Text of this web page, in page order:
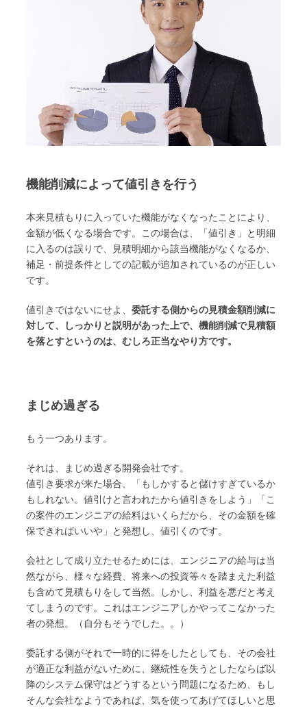
機能削減によって値引きを行う
本来見積もりに入っていた機能がなくなったことにより、
金額が低くなる場合です。この場合は、「値引き」と明細
に入るのは誤りで、見積明細から該当機能がなくなるか、
補足・前提条件としての記載が追加されているのが正しい
です。
値引きではないにせよ、 委託する側からの見積金額削減に
対して、しっかりと説明があった上で、機能削減で見積額
を落とすというのは、むしろ正当なやり方です。
まじめ過ぎる
もう一つあります。
それは、まじめ過ぎる開発会社です。
値引き要求が来た場合、「もしかすると儲けすぎているか
もしれない。値引けと言われたから値引きをしよう」「こ
の案件のエンジニアの給料はいくらだから、その金額を確
保できればいいや」と発想し、値引くのです。
会社として成り立たせるためには、エンジニアの給与は当
然ながら、様々な経費、将来への投資等々を踏まえた利益
も含めて見積もりをして当然。しかし、利益を悪だと考え
てしまうのです。これはエンジニアしかやってこなかった
者の発想。（自分もそうでした。。）
委託する側がそれで一時的に得をしたとしても、その会社
が適正な利益がないために、継続性を失うとしたならば以
降のシステム保守はどうするという問題になるため、もし
そんな会社なようであれば、気を使ってあげてほしいと思